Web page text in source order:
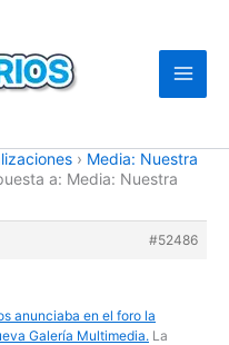
› Media: Nuestra
a: Media: Nuestra
#52486
anunciaba en el foro la
Galería Multimedia. La